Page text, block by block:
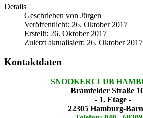
Details
Geschrieben von Jürgen
Veröffentlicht: 26. Oktober 2017
Erstellt: 26. Oktober 2017
Zuletzt aktualisiert: 26. Oktober 2017
Kontaktdaten
SNOOKERCLUB
Bramfelder Straße
- 1. Etage -
22305 Hamburg-